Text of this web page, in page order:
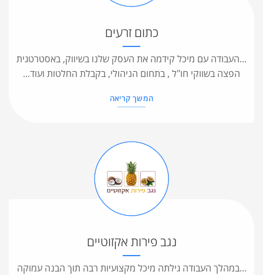
כתום זרעים
...העבודה עם מיכל קידמה את העסק שלנו בשיווק, באסטרטגית
הפצה בשווקי חו"ל , בתחום הניהולי, בקבלת החלטות ועוד...
המשך קריאה
נגב פירות אקזוטיים
...במהלך העבודה גילתה מיכל מקצועיות רבה תוך הבנה עמוקה